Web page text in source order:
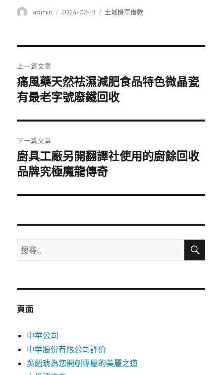
作
admin
發
2024-02-19
分
土城機車借款
章
導
覽
上一篇文章
上
一
文
章:
痛風藥天然祛濕減肥食品特色微晶瓷
有最老字號廢鐵回收
下一篇文章
下
一
文
廚具工廠另開翻譯社使用的廚餘回收
品牌究極魔龍傳奇
搜
尋
鍵
搜
頁面
中華公司
中華股份有限公司評价
吳紹琥為您開創專屬的美麗之道